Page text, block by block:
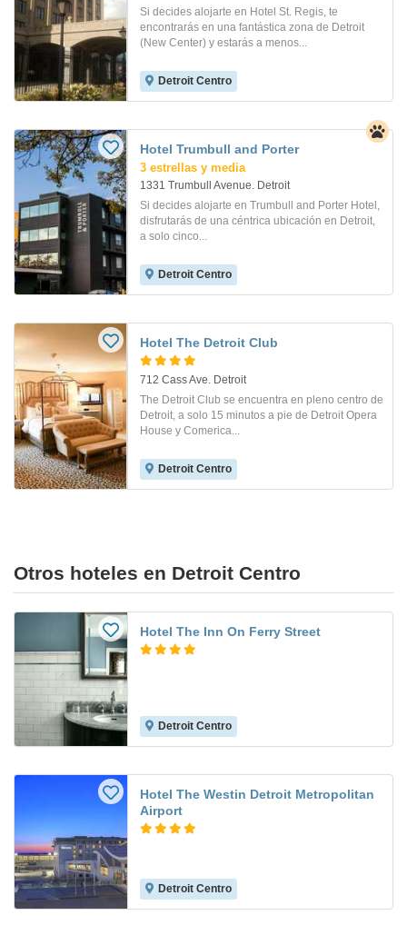
Si decides alojarte en Hotel St. Regis, te
encontrarás en una fantástica zona de Detroit
(New Center) y estarás a menos...
Detroit Centro
Hotel Trumbull and Porter
3 estrellas y media
1331 Trumbull Avenue. Detroit
Si decides alojarte en Trumbull and Porter Hotel,
disfrutarás de una céntrica ubicación en Detroit,
a solo cinco...
Detroit Centro
Hotel The Detroit Club
712 Cass Ave. Detroit
The Detroit Club se encuentra en pleno centro de
Detroit, a solo 15 minutos a pie de Detroit Opera
House y Comerica...
Detroit Centro
Otros hoteles en Detroit Centro
Hotel The Inn On Ferry Street
Detroit Centro
Hotel The Westin Detroit Metropolitan
Airport
Detroit Centro